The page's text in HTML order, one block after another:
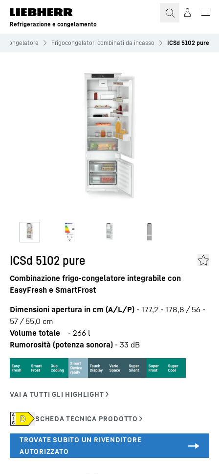
Refrigerazione e congelamento
congelatore Frigo­congelatori combinati da incasso ICSd 5102 pure
ICSd 5102 pure
Combinazione frigo-congelatore integrabile con
EasyFresh e SmartFrost
Dimensioni apertura in cm (A/L/P) - 177,2 - 178,8 / 56 -
57 / 55,0 cm
Volume totale
- 266 l
Rumorosità (potenza sonora) - 33 dB